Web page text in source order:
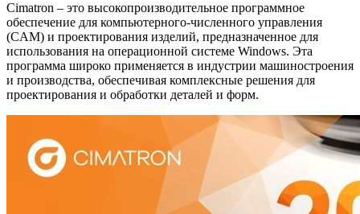
Cimatron – это высокопроизводительное программное
обеспечение для компьютерного-численного управления
(CAM) и проектирования изделий, предназначенное для
использования на операционной системе Windows. Эта
программа широко применяется в индустрии машиностроения
и производства, обеспечивая комплексные решения для
проектирования и обработки деталей и форм.